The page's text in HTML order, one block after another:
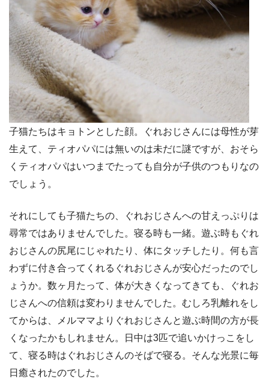
子猫たちはキョトンとした顔。ぐれおじさんには母性が芽
生えて、ティオパパには無いのは未だに謎ですが、おそら
くティオパパはいつまでたっても自分が子供のつもりなの
でしょう。
それにしても子猫たちの、ぐれおじさんへの甘えっぷりは
尋常ではありませんでした。寝る時も一緒。遊ぶ時もぐれ
おじさんの尻尾にじゃれたり、体にタッチしたり。何も言
わずに付き合ってくれるぐれおじさんが安心だったのでし
ょうか。数ヶ月たって、体が大きくなってきても、ぐれお
じさんへの信頼は変わりませんでした。むしろ乳離れをし
てからは、メルママよりぐれおじさんと遊ぶ時間の方が長
くなったかもしれません。日中は3匹で追いかけっこをし
て、寝る時はぐれおじさんのそばで寝る。そんな光景に毎
日癒されたのでした。